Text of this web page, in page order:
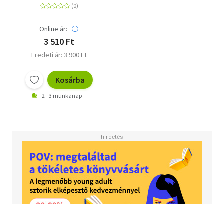
Online ár:
3 510 Ft
Eredeti ár: 3 900 Ft
Kosárba
2 - 3 munkanap